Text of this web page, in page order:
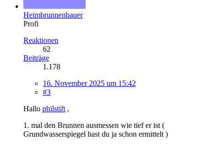
Heimbrunnenbauer
Profi
Reaktionen
62
Beiträge
1.178
16. November 2025 um 15:42
#3
Hallo philstift ,
1. mal den Brunnen ausmessen wie tief er ist (
Grundwasserspiegel hast du ja schon ermittelt )